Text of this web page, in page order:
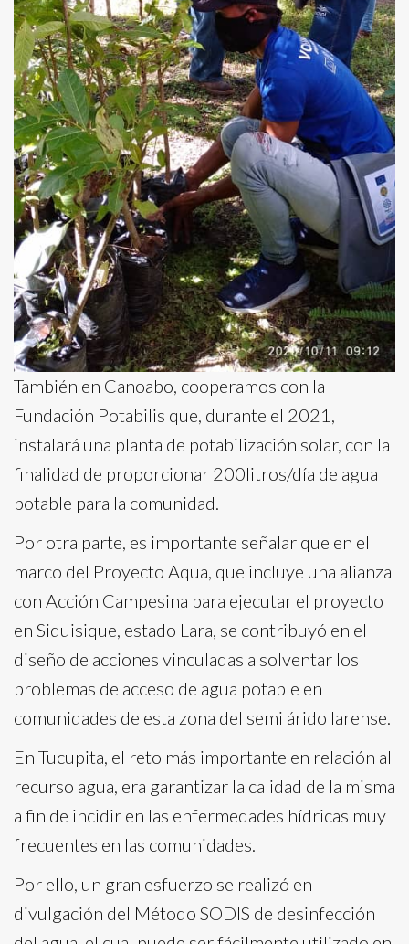
También en Canoabo, cooperamos con la
Fundación Potabilis que, durante el 2021,
instalará una planta de potabilización solar, con la
finalidad de proporcionar 200litros/día de agua
potable para la comunidad.
Por otra parte, es importante señalar que en el
marco del Proyecto Aqua, que incluye una alianza
con Acción Campesina para ejecutar el proyecto
en Siquisique, estado Lara, se contribuyó en el
diseño de acciones vinculadas a solventar los
problemas de acceso de agua potable en
comunidades de esta zona del semi árido larense.
En Tucupita, el reto más importante en relación al
recurso agua, era garantizar la calidad de la misma
a fin de incidir en las enfermedades hídricas muy
frecuentes en las comunidades.
Por ello, un gran esfuerzo se realizó en
divulgación del Método SODIS de desinfección